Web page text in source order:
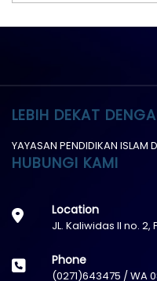
LEBIH DEKAT
YAYASAN PENDIDIKAN ISLAM
HUBUNGI KAMI
Location
JL. Kaliwidas II no. 2,
Phone
(0271)643475 / WA